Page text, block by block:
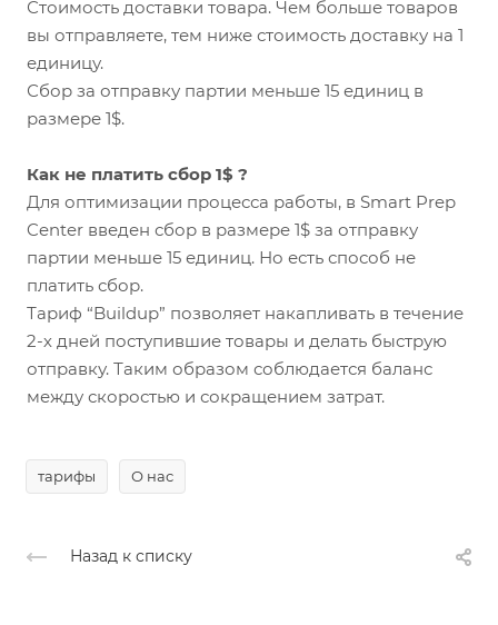
Стоимость доставки товара. Чем больше товаров
вы отправляете, тем ниже стоимость доставку на 1
единицу.
Сбор за отправку партии меньше 15 единиц в
размере 1$.
Как не платить сбор 1$ ?
Для оптимизации процесса работы, в Smart Prep
Center введен сбор в размере 1$ за отправку
партии меньше 15 единиц. Но есть способ не
платить сбор.
Тариф “Buildup” позволяет накапливать в течение
2-х дней поступившие товары и делать быструю
отправку. Таким образом соблюдается баланс
между скоростью и сокращением затрат.
тарифы О нас
Назад к списку